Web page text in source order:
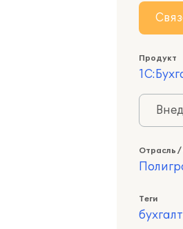
Продукт
Отрасль
Теги